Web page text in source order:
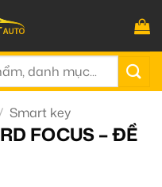
Smart key
FOCUS – ĐỀ